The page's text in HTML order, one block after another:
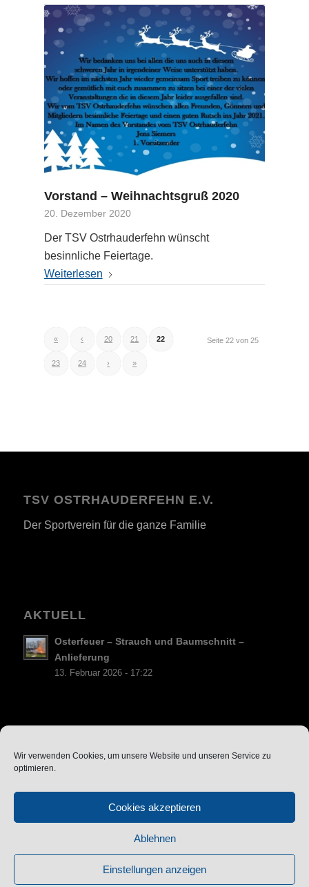
Wir verwenden Cookies, um unsere Website und unseren Service zu
optimieren.
Cookies akzeptieren
Ablehnen
Einstellungen anzeigen
Vorstand – Weihnachtsgruß 2020
20. Dezember 2020
Der TSV Ostrhauderfehn wünscht
besinnliche Feiertage.
Weiterlesen
Seite 22 von 25
« ‹ 20 21 22
23 24 › »
TSV OSTRHAUDERFEHN E.V.
Der Sportverein für die ganze Familie
AKTUELL
Osterfeuer – Strauch und Baumschnitt –
Anlieferung
13. Februar 2026 - 17:22
Cookie-Richtlinie (EU)
Vereinssatzung